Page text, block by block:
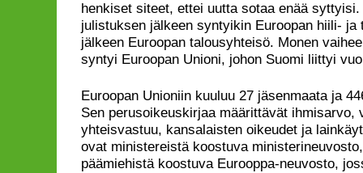
henkiset siteet, ettei uutta sotaa enää syttyisi.
julistuksen jälkeen syntyikin Euroopan hiili- ja
jälkeen Euroopan talousyhteisö. Monen
syntyi Euroopan Unioni, johon Suomi liittyi
Euroopan Unioniin kuuluu 27 jäsenmaata ja
Sen perusoikeuskirjaa määrittävät ihmisarvo,
yhteisvastuu, kansalaisten oikeudet ja
ovat ministereistä koostuva
päämiehistä koostuva Eurooppa-neuvosto,